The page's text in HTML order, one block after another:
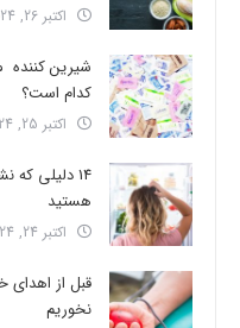
اکتبر 26, 2024
شیرین
کدام است؟
اکتبر 25, 2024
14 دلیلی
هستید
اکتبر 24, 2024
قبل از
نخوریم